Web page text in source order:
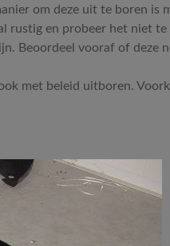
om deze uit te boren is
rustig en probeer het niet
Beoordeel vooraf of deze
met beleid uitboren.